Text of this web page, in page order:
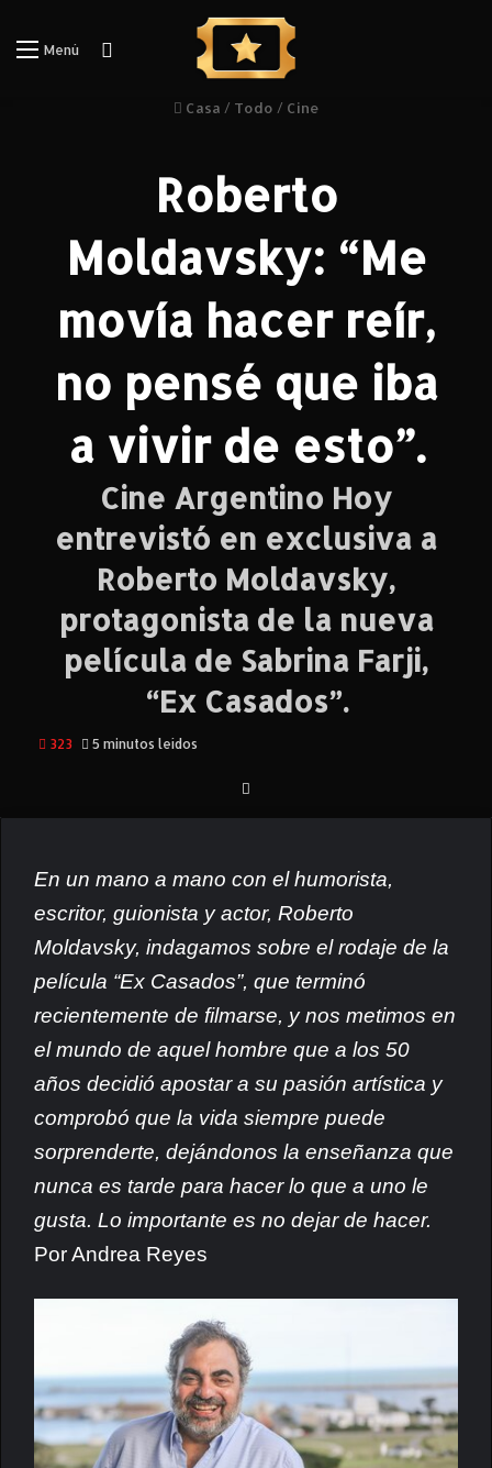
Menú Iniciar Sesión
Casa / Todo / Cine
Roberto
Moldavsky: “Me
movía hacer reír,
no pensé que iba
a vivir de esto”.
Cine Argentino Hoy
entrevistó en exclusiva a
Roberto Moldavsky,
protagonista de la nueva
película de Sabrina Farji,
“Ex Casados”.
323 5 minutos leídos
En un mano a mano con el humorista,
escritor, guionista y actor, Roberto
Moldavsky, indagamos sobre el rodaje de la
película “Ex Casados”, que terminó
recientemente de filmarse, y nos metimos en
el mundo de aquel hombre que a los 50
años decidió apostar a su pasión artística y
comprobó que la vida siempre puede
sorprenderte, dejándonos la enseñanza que
nunca es tarde para hacer lo que a uno le
gusta. Lo importante es no dejar de hacer.
Por Andrea Reyes